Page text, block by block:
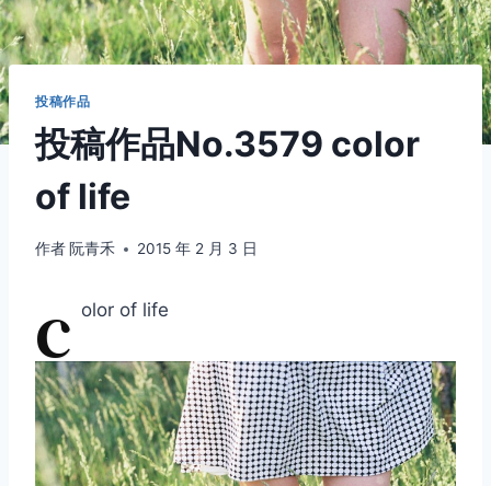
投稿作品
投稿作品No.3579 color
of life
作者 阮青禾 2015 年 2 月 3 日
c olor of life